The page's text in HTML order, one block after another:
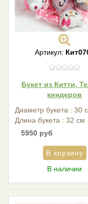
Артикул:
Букет из Китти,
киндеров
Диаметр букета : 30
Длина букета : 32 см
5950 руб
В наличии